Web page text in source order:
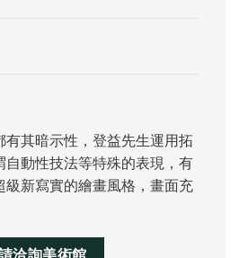
其暗示性，登益先生運用拓
自動性技法等特殊的表現，有
新寫實的繪畫風格，畫面充